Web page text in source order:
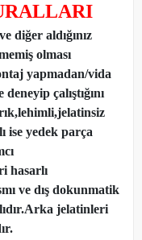
diğer aldığınız
olması
yapmadan/vida
çalıştığını
ise yedek parça
hasarlı
ve dış dokunmatik
jelatinleri